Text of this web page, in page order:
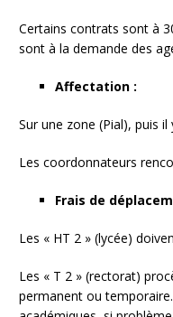
Certains contrats sont à
sont à la demande des
Affectation :
Sur une zone (Pial), puis
Les coordonnateurs
Frais de
Les « HT 2 » (lycée)
Les « T 2 » (rectorat)
permanent ou